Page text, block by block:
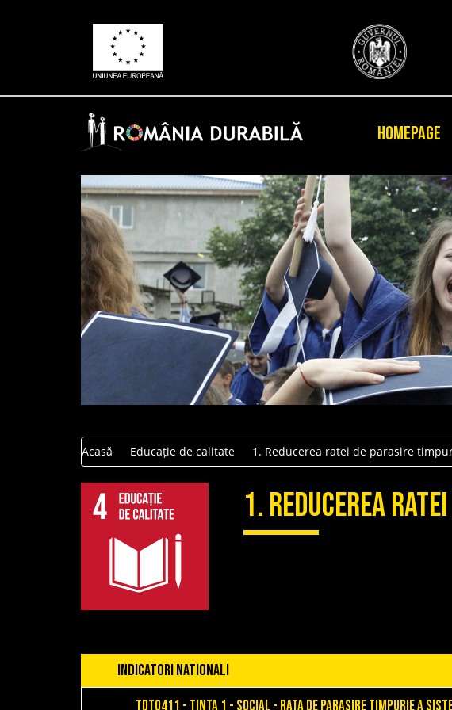
HOMEPAGE
Acasă Educație de calitate 1. Reducerea ratei de parasire
1. Reducerea
INDICATORI NATIONALI